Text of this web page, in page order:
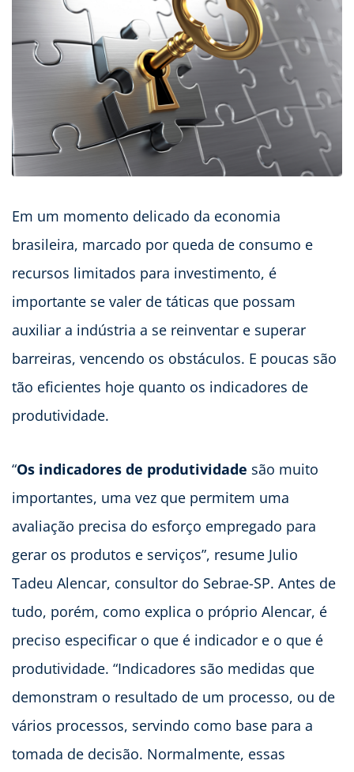
Em um momento delicado da economia
brasileira, marcado por queda de consumo e
recursos limitados para investimento, é
importante se valer de táticas que possam
auxiliar a indústria a se reinventar e superar
barreiras, vencendo os obstáculos. E poucas são
tão eficientes hoje quanto os indicadores de
produtividade.
“Os indicadores de produtividade são muito
importantes, uma vez que permitem uma
avaliação precisa do esforço empregado para
gerar os produtos e serviços”, resume Julio
Tadeu Alencar, consultor do Sebrae-SP. Antes de
tudo, porém, como explica o próprio Alencar, é
preciso especificar o que é indicador e o que é
produtividade. “Indicadores são medidas que
demonstram o resultado de um processo, ou de
vários processos, servindo como base para a
tomada de decisão. Normalmente, essas